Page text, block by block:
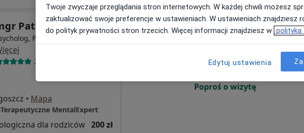
Patrycja Isbaner
Psycholog dziecięcy
2 opinie
• Mapa
MentalExpert
dla rodziców 200 zł
Dziś
7 Sie
Jutro
8 Sie
Ndz,
9 Sie
Pon,
10 Sie
Umawianie online nie jest dostępne
Poproś o wizytę
Twoje zwyczaje przeglądania stron internetowych. W każdej chwili możesz
zaktualizować swoje preferencje w ustawieniach. W ustawieniach znajdziesz
do polityk prywatności stron trzecich. Więcej informacji znajdziesz w polityka
Edytuj ustawienia